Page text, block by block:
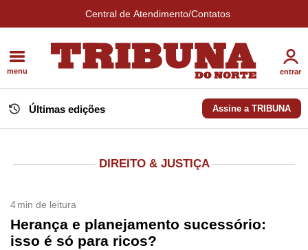
Central de Atendimento/Contatos
menu entrar
Últimas edições Assine a TRIBUNA
DIREITO & JUSTIÇA
4min de leitura
Herança e planejamento sucessório:
isso é só para ricos?